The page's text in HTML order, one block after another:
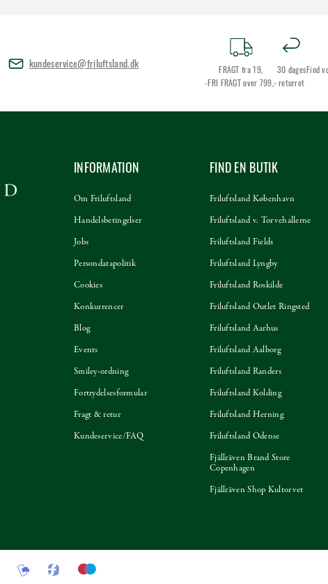
kundeservice@friluftsland.dk
FRAGT fra 19,
-FRI FRAGT over 799,-
30 dages
returret
Find
INFORMATION
Om Friluftsland
Handelsbetingelser
Jobs
Persondatapolitik
Cookies
Konkurrencer
Blog
Events
Smiley-ordning
Fortrydelsesformular
Fragt & retur
Kundeservice/FAQ
FIND EN BUTIK
Friluftsland København
Friluftsland v. Torvehallerne
Friluftsland Fields
Friluftsland Lyngby
Friluftsland Roskilde
Friluftsland Outlet Ringsted
Friluftsland Aarhus
Friluftsland Aalborg
Friluftsland Randers
Friluftsland Kolding
Friluftsland Herning
Friluftsland Odense
Fjällräven Brand Store
Copenhagen
Fjällräven Shop Kultorvet